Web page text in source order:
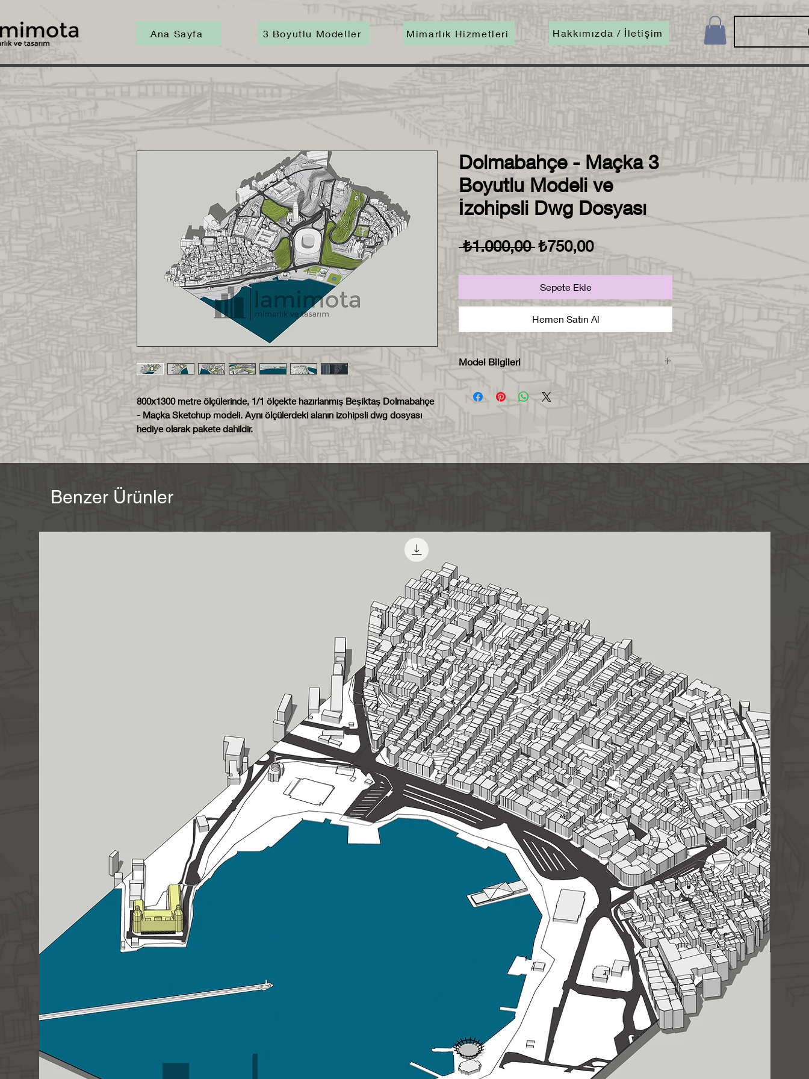
Ana Sayfa 3 Boyutlu Modeller Mimarlık Hizmetleri Hakkımızda / İletişim
800x1300 metre ölçülerinde, 1/1 ölçekte hazırlanmış Beşiktaş Dolmabahçe
- Maçka Sketchup modeli. Aynı ölçülerdeki alanın izohipsli dwg dosyası
hediye olarak pakete dahildir.
Dolmabahçe - Maçka 3
Boyutlu Modeli ve
İzohipsli Dwg Dosyası
₺1.000,00 Normal
Fiyat
₺750,00İndirimli
Fiyat
Sepete Ekle
Hemen Satın Al
Model Bilgileri
Model zip dosyası içerisinde skp2016.
formatında teslim edilecektir.
Model 800x1300 metre boyutunda, 1/1 ölçekte
Her bileşen kendi layerında modellenmiştir. Bu
sayede istediğiniz layerları kapatıp
Model ve dwg dosyasının sınırları, ürün
resimlerinde görüldüğü gibidir. Lütfen satın
almadan önce dikkatli inceleyiniz.
Model mail yoluyla teslim edildiği andan
itibaren iade veya değişim kabul
edilmemektedir.
Benzer Ürünler